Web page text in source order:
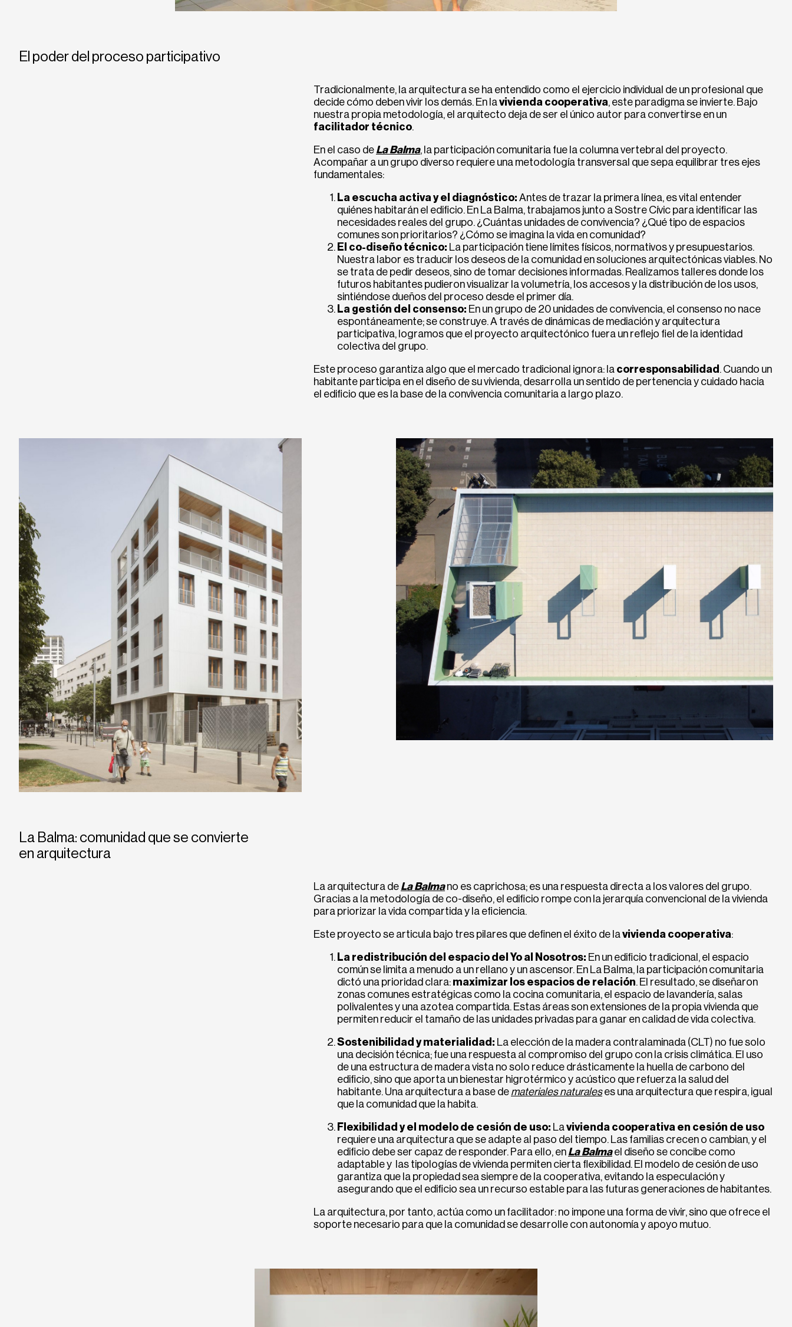
El poder del proceso participativo
Tradicionalmente, la arquitectura se ha entendido como el ejercicio individual de un profesional que
decide cómo deben vivir los demás. En lavivienda cooperativa, este paradigma se invierte. Bajo
nuestra propia metodología, el arquitecto deja de ser el único autor para convertirse en un
facilitador técnico.
En el caso de La Balma, la participación comunitaria fue la columna vertebral del proyecto.
Acompañar a un grupo diverso requiere una metodología transversal que sepa equilibrar tres ejes
fundamentales:
La escucha activa y el diagnóstico: Antes de trazar la primera línea, es vital entender
quiénes habitarán el edificio. En La Balma, trabajamos junto a Sostre Cívic para identificar las
necesidades reales del grupo. ¿Cuántas unidades de convivencia? ¿Qué tipo de espacios
comunes son prioritarios? ¿Cómo se imagina la vida en comunidad?
El co-diseño técnico: La participación tiene límites físicos, normativos y presupuestarios.
Nuestra labor es traducir los deseos de la comunidad en soluciones arquitectónicas viables. No
se trata de pedir deseos, sino de tomar decisiones informadas. Realizamos talleres donde los
futuros habitantes pudieron visualizar la volumetría, los accesos y la distribución de los usos,
sintiéndose dueños del proceso desde el primer día.
La gestión del consenso: En un grupo de 20 unidades de convivencia, el consenso no nace
espontáneamente; se construye. A través de dinámicas de mediación y arquitectura
participativa, logramos que el proyecto arquitectónico fuera un reflejo fiel de la identidad
colectiva del grupo.
Este proceso garantiza algo que el mercado tradicional ignora: la corresponsabilidad . Cuando un
habitante participa en el diseño de su vivienda, desarrolla un sentido de pertenencia y cuidado hacia
el edificio que es la base de la convivencia comunitaria a largo plazo.
La Balma: comunidad que se convierte
en arquitectura
La arquitectura de La Balmano es caprichosa; es una respuesta directa a los valores del grupo.
Gracias a la metodología de co-diseño, el edificio rompe con la jerarquía convencional de la vivienda
para priorizar la vida compartida y la eficiencia.
Este proyecto se articula bajo tres pilares que definen el éxito de lavivienda cooperativa:
La redistribución del espacio del Yo al Nosotros: En un edificio tradicional, el espacio
común se limita a menudo a un rellano y un ascensor. En La Balma, la participación comunitaria
dictó una prioridad clara: maximizar los espacios de relación. El resultado, se diseñaron
zonas comunes estratégicas como la cocina comunitaria, el espacio de lavandería, salas
polivalentes y una azotea compartida. Estas áreas son extensiones de la propia vivienda que
permiten reducir el tamaño de las unidades privadas para ganar en calidad de vida colectiva.
Sostenibilidad y materialidad: La elección de la madera contralaminada (CLT) no fue solo
una decisión técnica; fue una respuesta al compromiso del grupo con la crisis climática. El uso
de una estructura de madera vista no solo reduce drásticamente la huella de carbono del
edificio, sino que aporta un bienestar higrotérmico y acústico que refuerza la salud del
habitante. Una arquitectura a base de materiales naturaleses una arquitectura que respira, igual
que la comunidad que la habita.
Flexibilidad y el modelo de cesión de uso: Lavivienda cooperativa en cesión de uso
requiere una arquitectura que se adapte al paso del tiempo. Las familias crecen o cambian, y el
edificio debe ser capaz de responder. Para ello, en La Balmael diseño se concibe como
adaptable y las tipologías de vivienda permiten cierta flexibilidad. El modelo de cesión de uso
garantiza que la propiedad sea siempre de la cooperativa, evitando la especulación y
asegurando que el edificio sea un recurso estable para las futuras generaciones de habitantes.
La arquitectura, por tanto, actúa como un facilitador: no impone una forma de vivir, sino que ofrece el
soporte necesario para que la comunidad se desarrolle con autonomía y apoyo mutuo.